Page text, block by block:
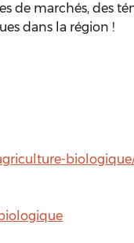
de marchés, des
dans la région !
biologique/